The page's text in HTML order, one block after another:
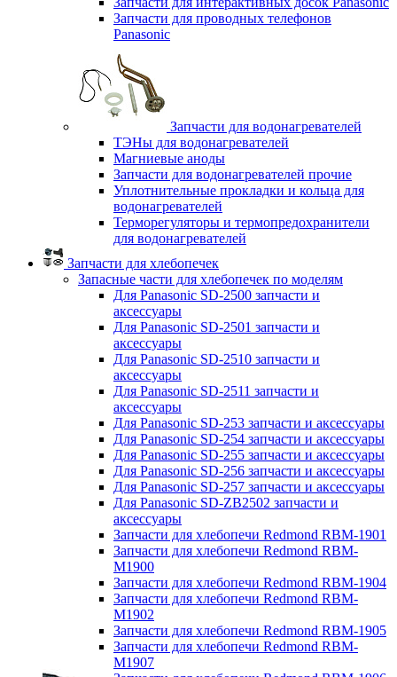
Запчасти для проводных телефонов
Panasonic
Запчасти для водонагревателей
ТЭНы для водонагревателей
Магниевые аноды
Запчасти для водонагревателей прочие
Уплотнительные прокладки и кольца для
водонагревателей
Терморегуляторы и термопредохранители
для водонагревателей
Запчасти для хлебопечек
Запасные части для хлебопечек по моделям
Для Panasonic SD-2500 запчасти и
аксессуары
Для Panasonic SD-2501 запчасти и
аксессуары
Для Panasonic SD-2510 запчасти и
аксессуары
Для Panasonic SD-2511 запчасти и
аксессуары
Для Panasonic SD-253 запчасти и аксессуары
Для Panasonic SD-254 запчасти и аксессуары
Для Panasonic SD-255 запчасти и аксессуары
Для Panasonic SD-256 запчасти и аксессуары
Для Panasonic SD-257 запчасти и аксессуары
Для Panasonic SD-ZB2502 запчасти и
аксессуары
Запчасти для хлебопечи Redmond RBM-1901
Запчасти для хлебопечи Redmond RBM-
M1900
Запчасти для хлебопечи Redmond RBM-1904
Запчасти для хлебопечи Redmond RBM-
M1902
Запчасти для хлебопечи Redmond RBM-1905
Запчасти для хлебопечи Redmond RBM-
M1907